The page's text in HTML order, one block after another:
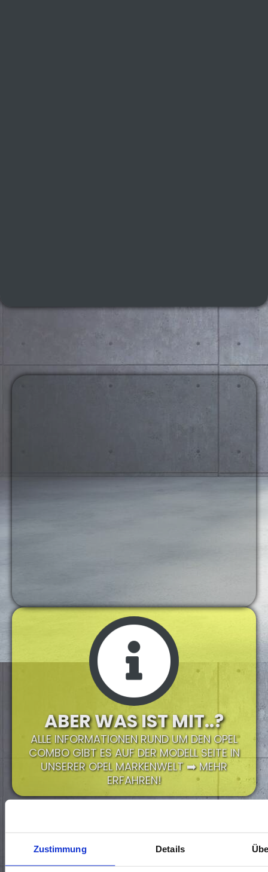
Zustimmung Details
ABER WAS IST MIT..?
ALLE INFORMATIONEN RUND UM DEN OPEL
COMBO GIBT ES AUF DER MODELL SEITE IN
UNSERER OPEL MARKENWELT ➡️ MEHR
ERFAHREN!
KONTAKTIERE UNS 🤝
Standort wählen*